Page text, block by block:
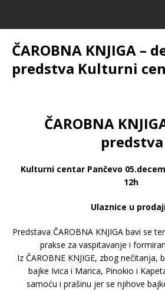
ČAROBNA KNJIGA –
predstva Kulturni
ČAROBNA
predstva
Kulturni centar Pančevo
12h
Ulaznice u
Predstava ČAROBNA KNJIGA bavi se
prakse za vaspitavanje i
Iz ČAROBNE KNJIGE, zbog nečitanja,
bajke Ivica i Marica, Pinokio i
samoću i prašinu jer se njihove